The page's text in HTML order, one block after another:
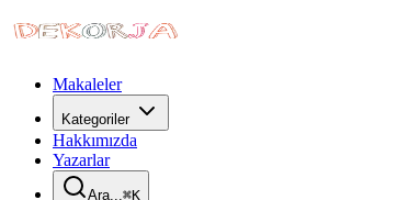
Makaleler
Kategoriler
Hakkımızda
Yazarlar
Ara...⌘K